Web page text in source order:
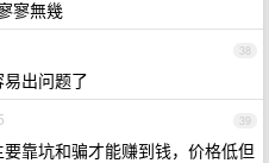
寥無幾
38
出问题了
39
靠坑和骗才能赚到钱，价格低但